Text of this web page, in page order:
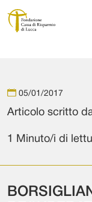
Navigazione
05/01/2017
Articolo scritto
1 Minuto/i di